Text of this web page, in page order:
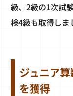
級、2級の1次試
検4級も取得しま
ジュニア
を獲得